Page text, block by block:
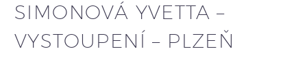
SIMONOVÁ YVETTA –
VYSTOUPENÍ – PLZEŇ